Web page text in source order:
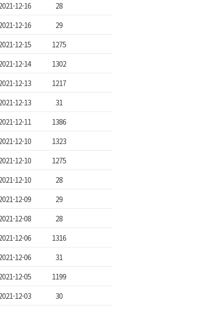
12-16
28
12-16
29
12-15
1275
12-14
1302
12-13
1217
12-13
31
12-11
1386
12-10
1323
12-10
1275
12-10
28
12-09
29
12-08
28
12-06
1316
12-06
31
12-05
1199
12-03 30